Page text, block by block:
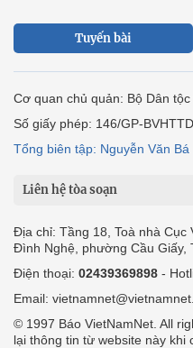
Tuyến bài
Cơ quan chủ quản: Bộ Dân
Số giấy phép: 146/GP-
Tổng biên tập: Nguyễn Văn Bá
Liên hệ tòa soạn
Địa chỉ: Tầng 18, Toà nhà Cục
Đình Nghệ, phường Cầu Giấy,
Điện thoại: 02439369898 -
Email:
© 1997 Báo VietNamNet. All
lại thông tin từ website này khi